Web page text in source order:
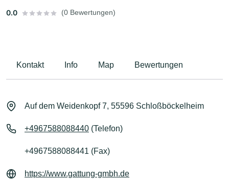
0.0 (0 Bewertungen)
Kontakt Info Map Bewertungen
Auf dem Weidenkopf 7, 55596 Schloßböckelheim
+4967588088440 (Telefon)
+4967588088441 (Fax)
https://www.gattung-gmbh.de